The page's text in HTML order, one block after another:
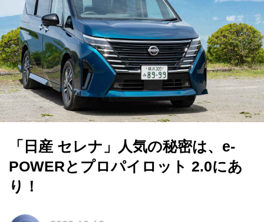
「日産 セレナ」人気の秘密は、e-
POWERとプロパイロット 2.0にあ
り！